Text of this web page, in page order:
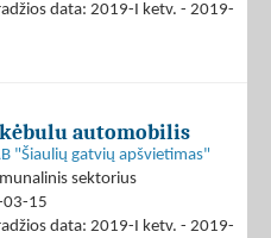
data: 2019-I ketv. - 2019-
automobilis
"Šiaulių gatvių apšvietimas"
sektorius
03-15
data: 2019-I ketv. - 2019-